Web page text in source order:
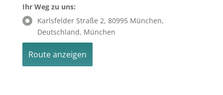
Ihr Weg zu uns:
Karlsfelder Straße 2, 80995 München,
Deutschland, München